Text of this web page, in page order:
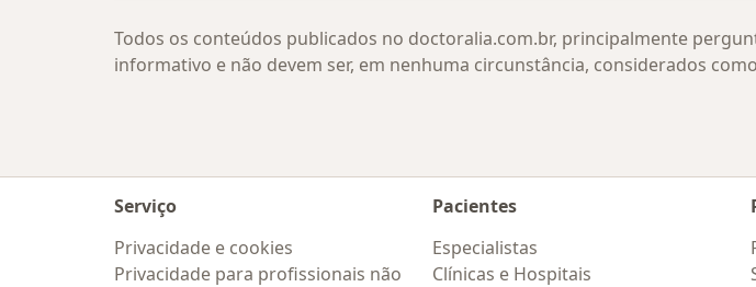
Todos os conteúdos publicados no doctoralia.com.br, principalmente
informativo e não devem ser, em nenhuma circunstância, considerados
Serviço
Privacidade e cookies
Privacidade para profissionais não
Pacientes
Especialistas
Clínicas e Hospitais